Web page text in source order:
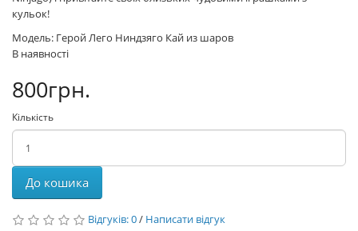
кульок!
Модель: Герой Лего Ниндзяго Кай из шаров
В наявності
800грн.
Кількість
До кошика
Відгуків: 0/ Написати відгук